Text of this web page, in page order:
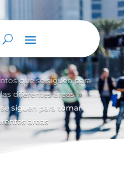
que se siguen para
diferentes áreas 9
siguen para tomar
áreas